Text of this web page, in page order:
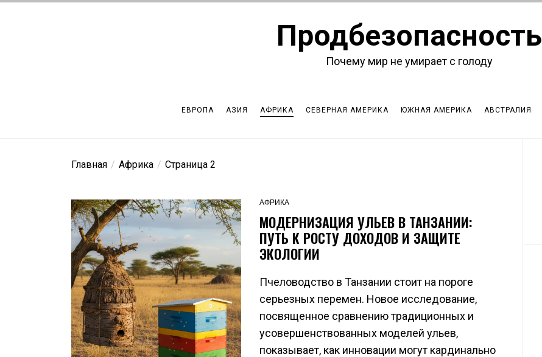
Продбезопасность
Почему мир не умирает с голоду
ЕВРОПА АЗИЯ АФРИКА СЕВЕРНАЯ АМЕРИКА ЮЖНАЯ АМЕРИКА АВСТРАЛИЯ
Главная Африка Страница 2
АФРИКА
МОДЕРНИЗАЦИЯ УЛЬЕВ В ТАНЗАНИИ:
ПУТЬ К РОСТУ ДОХОДОВ И ЗАЩИТЕ
ЭКОЛОГИИ
Пчеловодство в Танзании стоит на пороге
серьезных перемен. Новое исследование,
посвященное сравнению традиционных и
усовершенствованных моделей ульев,
показывает, как инновации могут кардинально